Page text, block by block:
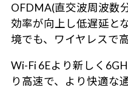
OFDMA(直交波周波数
効率が向上し低遅延と
境でも、ワイヤレスで
Wi-Fi 6Eより新しく
り高速で、より快適な